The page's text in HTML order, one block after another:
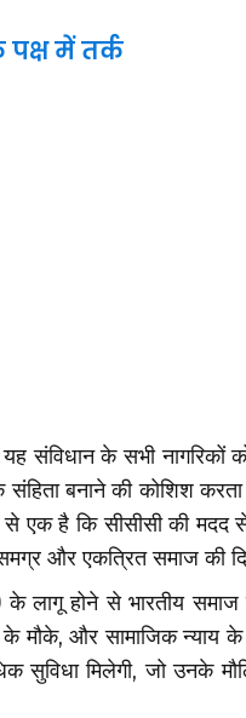
में तर्क
संविधान के सभी
संहिता बनाने की कोशिश
एक है कि सीसीसी की मदद
और एकत्रित समाज की
के लागू होने से भारतीय
के मौके, और सामाजिक
सुविधा मिलेगी, जो उनके